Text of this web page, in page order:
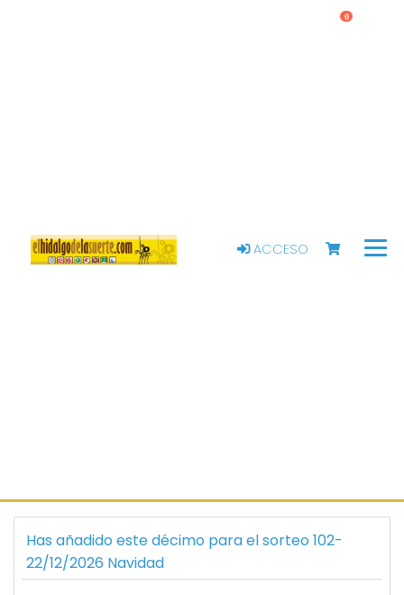
ACCESO
0
Has añadido este décimo para el sorteo 102-
22/12/2026 Navidad